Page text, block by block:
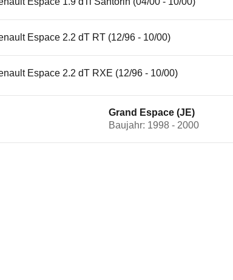
Espace 2.2 dT RT (12/96 - 10/00)
Espace 2.2 dT RXE (12/96 - 10/00)
Grand Espace (JE)
Baujahr: 1998 - 2000